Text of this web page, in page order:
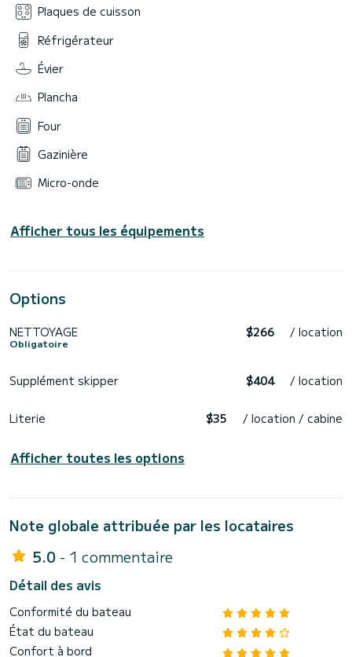
Plaques de cuisson
Réfrigérateur
Évier
Plancha
Four
Gazinière
Micro-onde
Afficher tous les équipements
Options
NETTOYAGE
Obligatoire
$266 / location
Supplément skipper $404 / location
Literie $35 / location / cabine
Afficher toutes les options
Note globale attribuée par les locataires
5.0 - 1 commentaire
Détail des avis
Conformité du bateau
État du bateau
Confort à bord